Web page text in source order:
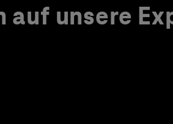
unsere